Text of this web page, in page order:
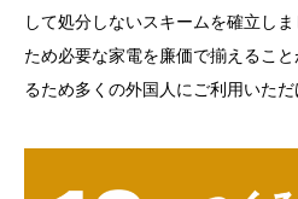
して処分しないスキームを確立し
ため必要な家電を廉価で揃えるこ
るため多くの外国人にご利用いただ